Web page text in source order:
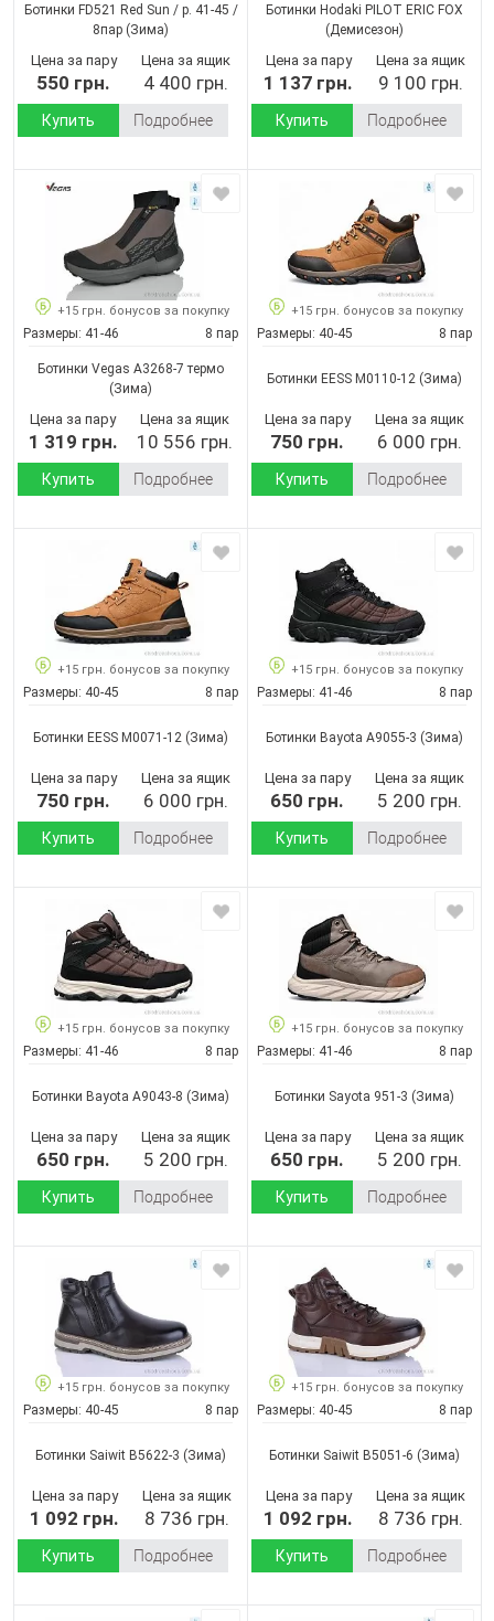
Ботинки FD521 Red Sun / p. 41-45 /
8пар (Зима)
Цена за пару
550 грн.
Цена за ящик
4 400 грн.
Купить Подробнее
Ботинки Hodaki PILOT ERIC FOX
(Демисезон)
Цена за пару
1 137 грн.
Цена за ящик
9 100 грн.
Купить Подробнее
+15 грн. бонусов за покупку
Размеры: 41-46 8 пар
Ботинки Vegas A3268-7 термо
(Зима)
Цена за пару
1 319 грн.
Цена за ящик
10 556 грн.
Купить Подробнее
+15 грн. бонусов за покупку
Размеры: 40-45 8 пар
Ботинки EESS M0110-12 (Зима)
Цена за пару
750 грн.
Цена за ящик
6 000 грн.
Купить Подробнее
+15 грн. бонусов за покупку
Размеры: 40-45 8 пар
Ботинки EESS M0071-12 (Зима)
Цена за пару
750 грн.
Цена за ящик
6 000 грн.
Купить Подробнее
+15 грн. бонусов за покупку
Размеры: 41-46 8 пар
Ботинки Bayota A9055-3 (Зима)
Цена за пару
650 грн.
Цена за ящик
5 200 грн.
Купить Подробнее
+15 грн. бонусов за покупку
Размеры: 41-46 8 пар
Ботинки Bayota A9043-8 (Зима)
Цена за пару
650 грн.
Цена за ящик
5 200 грн.
Купить Подробнее
+15 грн. бонусов за покупку
Размеры: 41-46 8 пар
Ботинки Sayota 951-3 (Зима)
Цена за пару
650 грн.
Цена за ящик
5 200 грн.
Купить Подробнее
+15 грн. бонусов за покупку
Размеры: 40-45 8 пар
Ботинки Saiwit B5622-3 (Зима)
Цена за пару
1 092 грн.
Цена за ящик
8 736 грн.
Купить Подробнее
+15 грн. бонусов за покупку
Размеры: 40-45 8 пар
Ботинки Saiwit B5051-6 (Зима)
Цена за пару
1 092 грн.
Цена за ящик
8 736 грн.
Купить Подробнее